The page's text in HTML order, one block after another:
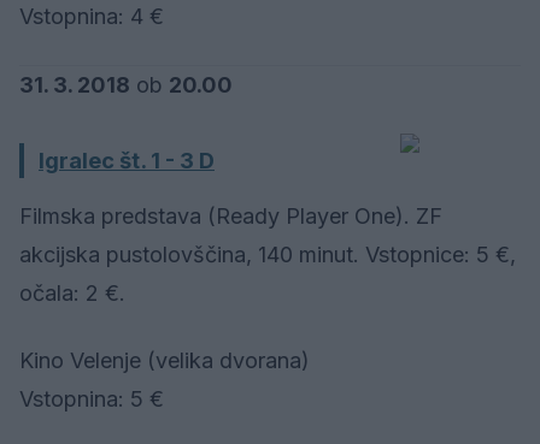
Vstopnina: 4 €
31. 3. 2018 ob 20.00
Igralec št. 1 - 3 D
Filmska predstava (Ready Player One). ZF
akcijska pustolovščina, 140 minut. Vstopnice: 5 €,
očala: 2 €.
Kino Velenje (velika dvorana)
Vstopnina: 5 €